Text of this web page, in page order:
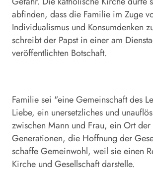
abfinden, dass die Familie im Zuge
Individualismus und Konsumdenken
schreibt der Papst in einer am
veröffentlichten Botschaft.
Familie sei "eine Gemeinschaft des
Liebe, ein unersetzliches und
zwischen Mann und Frau, ein Ort
Generationen, die Hoffnung der
schaffe Gemeinwohl, weil sie einen
Kirche und Gesellschaft darstelle.